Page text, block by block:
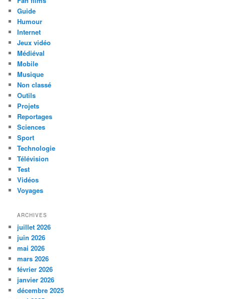
Guide
Humour
Internet
Jeux vidéo
Médiéval
Mobile
Musique
Non classé
Outils
Projets
Reportages
Sciences
Sport
Technologie
Télévision
Test
Vidéos
Voyages
ARCHIVES
juillet 2026
juin 2026
mai 2026
mars 2026
février 2026
janvier 2026
décembre 2025